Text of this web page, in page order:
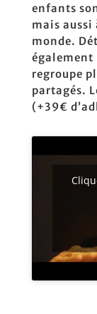
enfants
mais aussi
monde.
également
regroupe
partagés.
(+39€